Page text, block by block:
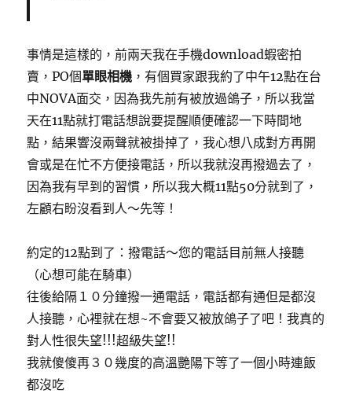
事情是這樣的，前兩天我在手機download蝦密拍
賣，PO個單眼相機 ，有個買家跟我約了中午12點在台
中NOVA面交，因為我先前有被放過鴿子，所以我當
天在11點就打電話想說要提醒順便確認一下時間地
點，結果響沒兩聲就被掛掉了，我心想八成對方再開
會或是在忙不方便接電話，所以我就沒再撥過去了，
因為我有早到的習慣，所以我大概11點50分就到了，
左顧右盼沒看到人～先等！
約定的12點到了：撥電話～您的電話目前無人接聽
（心想可能在騎車）
往後給隔１０分鐘撥一通電話，電話都有通但是都沒
人接聽，心裡就在想~不會要又被放鴿子了吧！我真的
對人性很失望!!!超級失望!!
我就傻傻再３０幾度的高溫艷陽下等了一個小時連飯
都沒吃